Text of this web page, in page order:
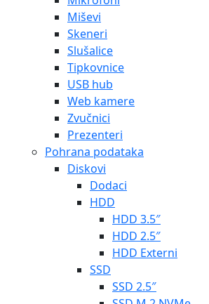
Miševi
Skeneri
Slušalice
Tipkovnice
USB hub
Web kamere
Zvučnici
Prezenteri
Pohrana podataka
Diskovi
Dodaci
HDD
HDD 3.5″
HDD 2.5″
HDD Externi
SSD
SSD 2.5″